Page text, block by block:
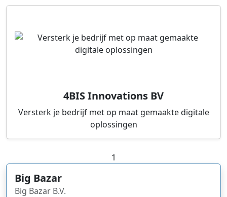
4BIS Innovations BV
Versterk je bedrijf met op maat gemaakte digitale
oplossingen
1
Big Bazar
Big Bazar B.V.